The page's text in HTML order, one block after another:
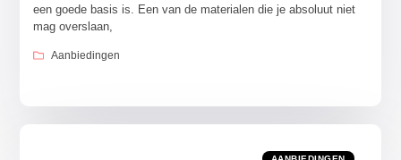
een goede basis is. Een van de materialen die je absoluut niet
mag overslaan,
Aanbiedingen